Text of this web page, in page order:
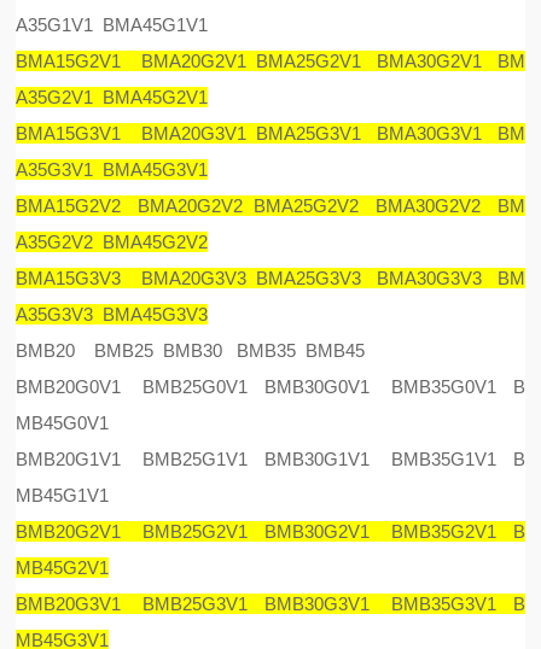
A35G1V1 BMA45G1V1
BMA15G2V1 BMA20G2V1 BMA25G2V1 BMA30G2V1 BM
A35G2V1 BMA45G2V1
BMA15G3V1 BMA20G3V1 BMA25G3V1 BMA30G3V1 BM
A35G3V1 BMA45G3V1
BMA15G2V2 BMA20G2V2 BMA25G2V2 BMA30G2V2 BM
A35G2V2 BMA45G2V2
BMA15G3V3 BMA20G3V3 BMA25G3V3 BMA30G3V3 BM
A35G3V3 BMA45G3V3
BMB20 BMB25 BMB30 BMB35 BMB45
BMB20G0V1 BMB25G0V1 BMB30G0V1 BMB35G0V1 B
MB45G0V1
BMB20G1V1 BMB25G1V1 BMB30G1V1 BMB35G1V1 B
MB45G1V1
BMB20G2V1 BMB25G2V1 BMB30G2V1 BMB35G2V1 B
MB45G2V1
BMB20G3V1 BMB25G3V1 BMB30G3V1 BMB35G3V1 B
MB45G3V1